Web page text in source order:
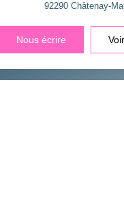
92290Châtenay-
Nous écrire